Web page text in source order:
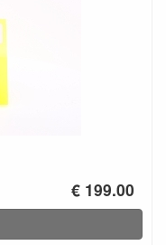
€ 199.00